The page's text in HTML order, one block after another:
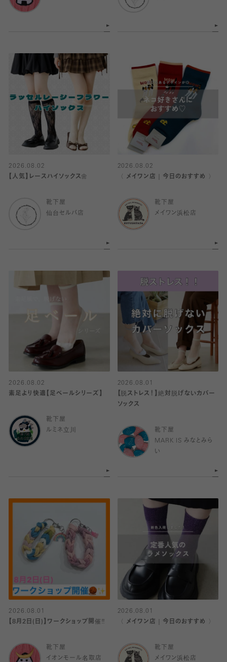
2026.08.02
【人気】レースハイソックス🌼
靴下屋
仙台セルバ店
2026.08.02
〈 メイワン店｜今日のおすすめ 〉
靴下屋
メイワン浜松店
2026.08.02
素足より快適【足ベールシリーズ】
靴下屋
ルミネ立川
2026.08.01
【脱ストレス！】絶対脱げないカバー
ソックス
靴下屋
MARK IS みなとみら
い
2026.08.01
【8月2日(日)】ワークショップ開催‼️
靴下屋
イオンモール名取店
2026.08.01
〈 メイワン店｜今日のおすすめ 〉
靴下屋
メイワン浜松店